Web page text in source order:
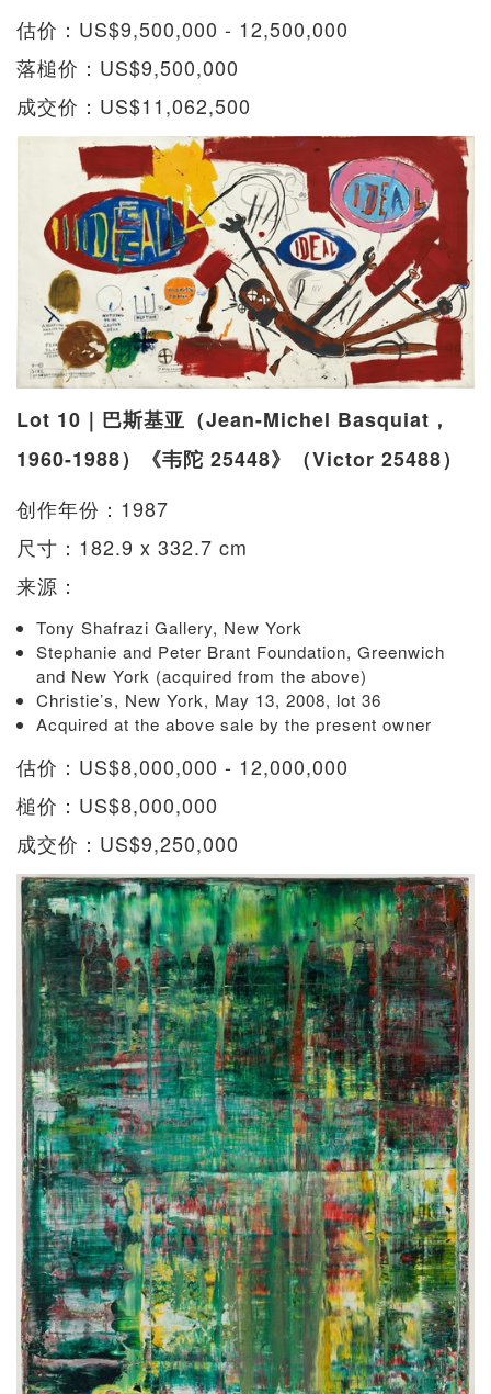
估价：US$9,500,000 - 12,500,000
落槌价：US$9,500,000
成交价：US$11,062,500
Lot 10｜巴斯基亚（Jean-Michel Basquiat，
1960-1988）《韦陀 25448》（Victor 25488）
创作年份：1987
尺寸：182.9 x 332.7 cm
来源：
Tony Shafrazi Gallery, New York
Stephanie and Peter Brant Foundation, Greenwich
and New York (acquired from the above)
Christie’s, New York, May 13, 2008, lot 36
Acquired at the above sale by the present owner
估价：US$8,000,000 - 12,000,000
槌价：US$8,000,000
成交价：US$9,250,000